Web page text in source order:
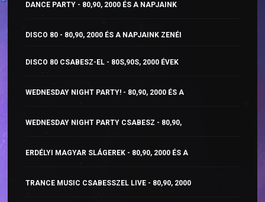
DANCE PARTY - 80,90, 2000 ÉS A NAPJAINK
DISCO 80 - 80,90, 2000 ÉS A NAPJAINK ZENÉI
DISCO 80 CSABESZ-EL - 80S,90S, 2000 ÉVEK
WEDNESDAY NIGHT PARTY! - 80,90, 2000 ÉS A
WEDNESDAY NIGHT PARTY CSABESZ - 80,90,
ERDÉLYI MAGYAR SLÁGEREK - 80,90, 2000 ÉS A
TRANCE MUSIC CSABESSZEL LIVE - 80,90, 2000